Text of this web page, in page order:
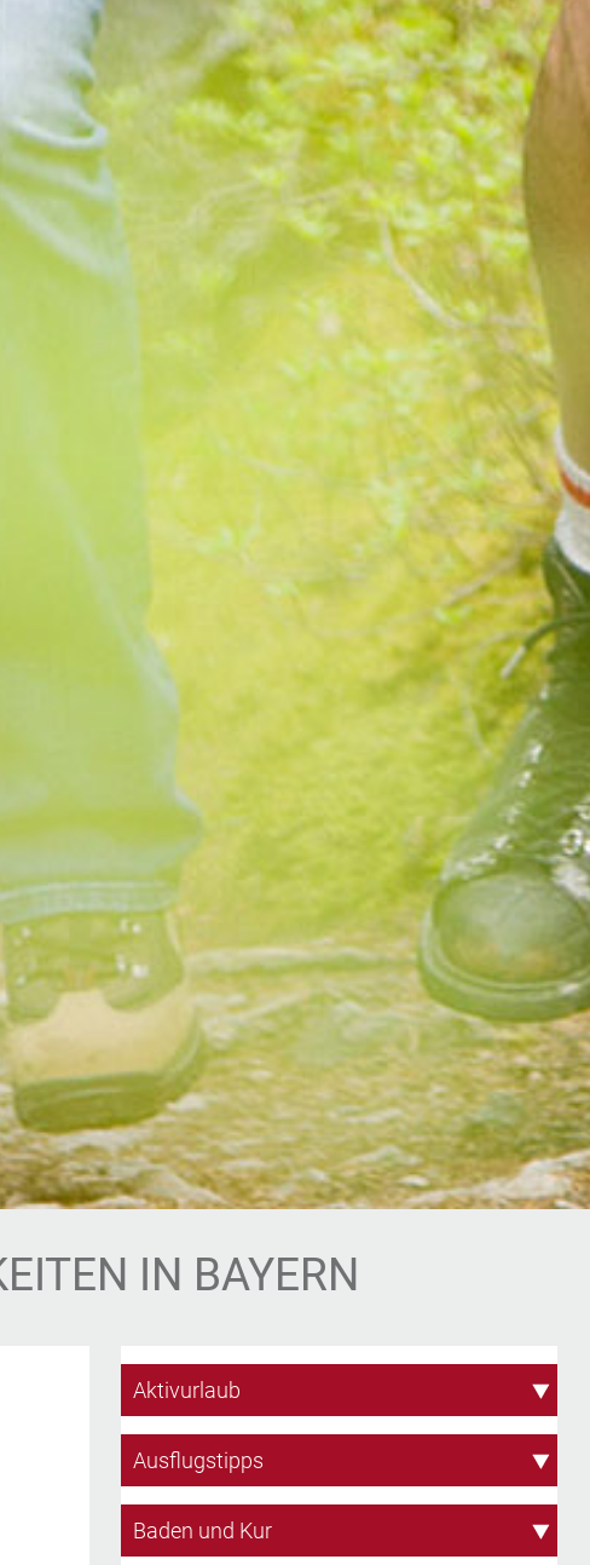
IN BAYERN
Aktivurlaub
Ausflugstipps
Baden und Kur